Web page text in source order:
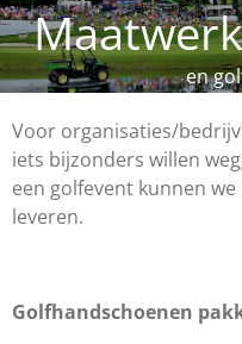
en
Voor organisaties/
iets bijzonders willen
een golfevent kunnen
leveren.
Golfhandschoenen